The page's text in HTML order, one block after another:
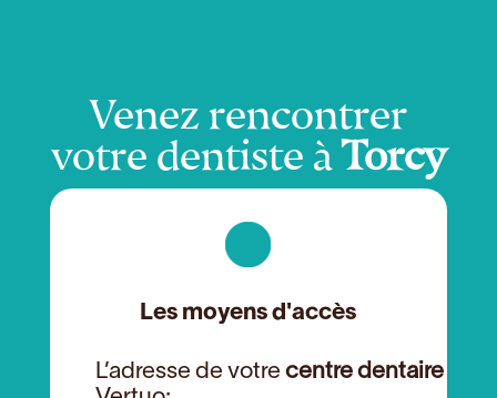
Venez rencontrer
votre dentiste à Torcy
Les moyens d'accès
L’adresse de votre centre dentaire